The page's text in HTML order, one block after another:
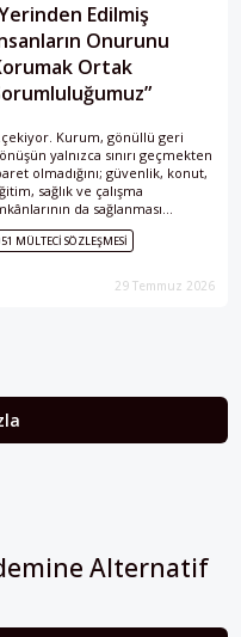
Edilmiş
Onurunu
Ortak
Kurum, gönüllü geri
yalnızca sınırı geçmekten
olmadığını; güvenlik, konut,
sağlık ve çalışma
da sağlanması
vurguluyor.
twitter.com/baltas60/status/
MÜLTECI SÖZLEŞMESI
29 Temmuz 2026
Alternatif